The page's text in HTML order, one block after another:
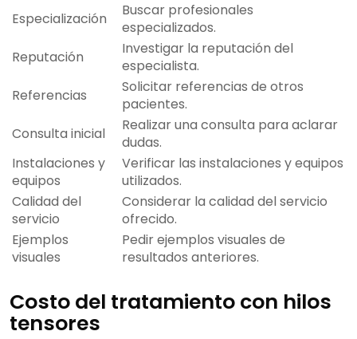
Especialización
Buscar profesionales
especializados.
Reputación
Investigar la reputación del
especialista.
Referencias
Solicitar referencias de otros
pacientes.
Consulta inicial
Realizar una consulta para aclarar
dudas.
Instalaciones y
equipos
Verificar las instalaciones y equipos
utilizados.
Calidad del
servicio
Considerar la calidad del servicio
ofrecido.
Ejemplos
visuales
Pedir ejemplos visuales de
resultados anteriores.
Costo del tratamiento con hilos
tensores